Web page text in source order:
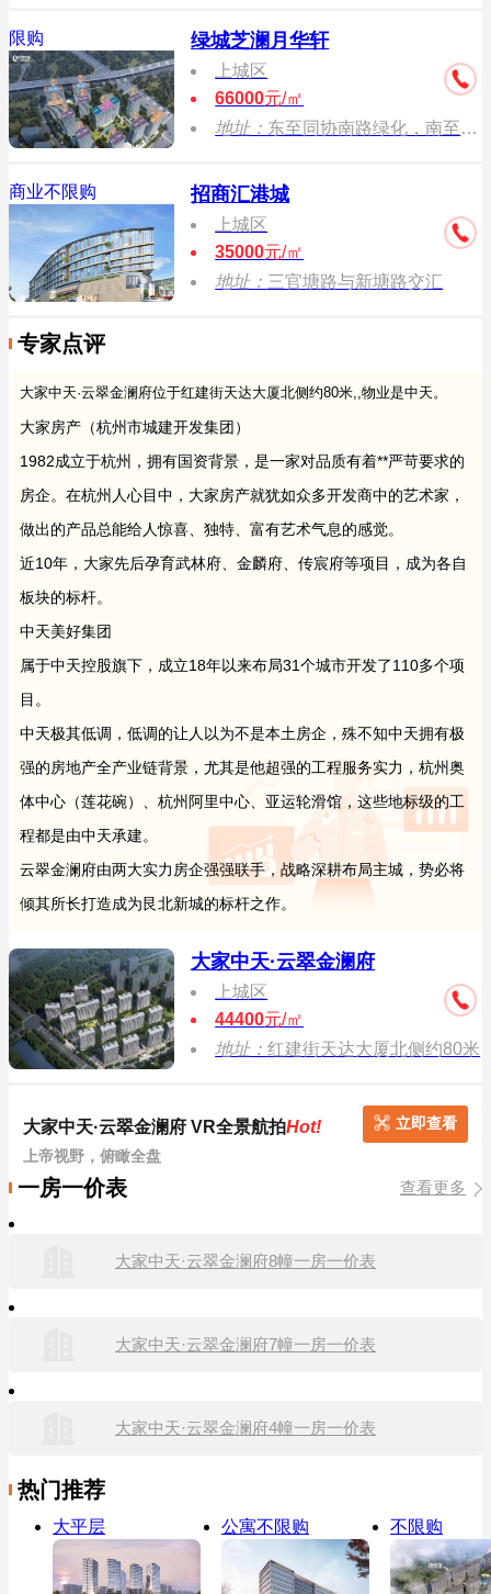
限购 绿城芝澜月华轩
上城区
66000元/㎡
地址： 东至同协南路绿化，南至昙花庵路，西至规划东御路，北至绿化。
商业不限购 招商汇港城
上城区
35000元/㎡
地址： 三官塘路与新塘路交汇
专家点评
大家中天·云翠金澜府位于红建街天达大厦北侧约80米,,物业是中天。
大家房产（杭州市城建开发集团）
1982成立于杭州，拥有国资背景，是一家对品质有着**严苛要求的
房企。在杭州人心目中，大家房产就犹如众多开发商中的艺术家，
做出的产品总能给人惊喜、独特、富有艺术气息的感觉。
近10年，大家先后孕育武林府、金麟府、传宸府等项目，成为各自
板块的标杆。
中天美好集团
属于中天控股旗下，成立18年以来布局31个城市开发了110多个项
目。
中天极其低调，低调的让人以为不是本土房企，殊不知中天拥有极
强的房地产全产业链背景，尤其是他超强的工程服务实力，杭州奥
体中心（莲花碗）、杭州阿里中心、亚运轮滑馆，这些地标级的工
程都是由中天承建。
云翠金澜府由两大实力房企强强联手，战略深耕布局主城，势必将
倾其所长打造成为艮北新城的标杆之作。
大家中天·云翠金澜府
上城区
44400元/㎡
地址：红建街天达大厦北侧约80米
大家中天·云翠金澜府 VR全景航拍Hot!
上帝视野，俯瞰全盘
立即查看
一房一价表 查看更多
大家中天·云翠金澜府8幢一房一价表
大家中天·云翠金澜府7幢一房一价表
大家中天·云翠金澜府4幢一房一价表
热门推荐
大平层 公寓不限购 不限购